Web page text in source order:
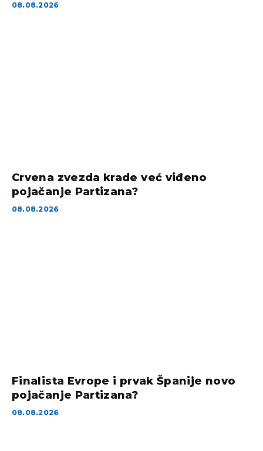
08.08.2026
Crvena zvezda krade već viđeno
pojačanje Partizana?
08.08.2026
Finalista Evrope i prvak Španije novo
pojačanje Partizana?
08.08.2026